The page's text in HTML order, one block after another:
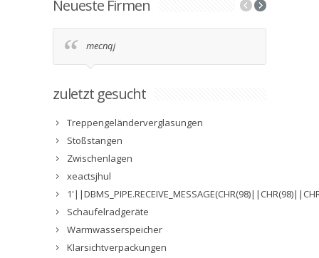
Neueste Firmen
mecnqj
zuletzt gesucht
Treppengeländerverglasungen
Stoßstangen
Zwischenlagen
xeactsjhul
Schaufelradgeräte
Warmwasserspeicher
Klarsichtverpackungen